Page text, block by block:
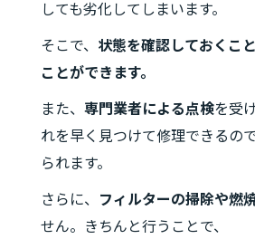
しても劣化してしまいます。
そこで、 状態を確認しておくこ
ことができます。
また、 専門業者による点検を受
れを早く見つけて修理できるの
られます。
さらに、 フィルターの掃除や燃
せん。きちんと行うことで、